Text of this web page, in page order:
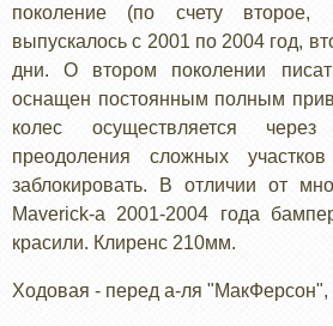
поколение (по счету второе,
выпускалось с 2001 по 2004 год,
дни. О втором поколении
оснащен постоянным полным
колес осуществляется
преодоления сложных
заблокировать. В отличии от
Maverick-а 2001-2004 года
красили. Клиренс 210мм.
Ходовая - перед а-ля "МакФерсон",